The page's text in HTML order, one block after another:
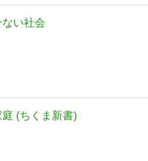
い社会
(ちくま新書)